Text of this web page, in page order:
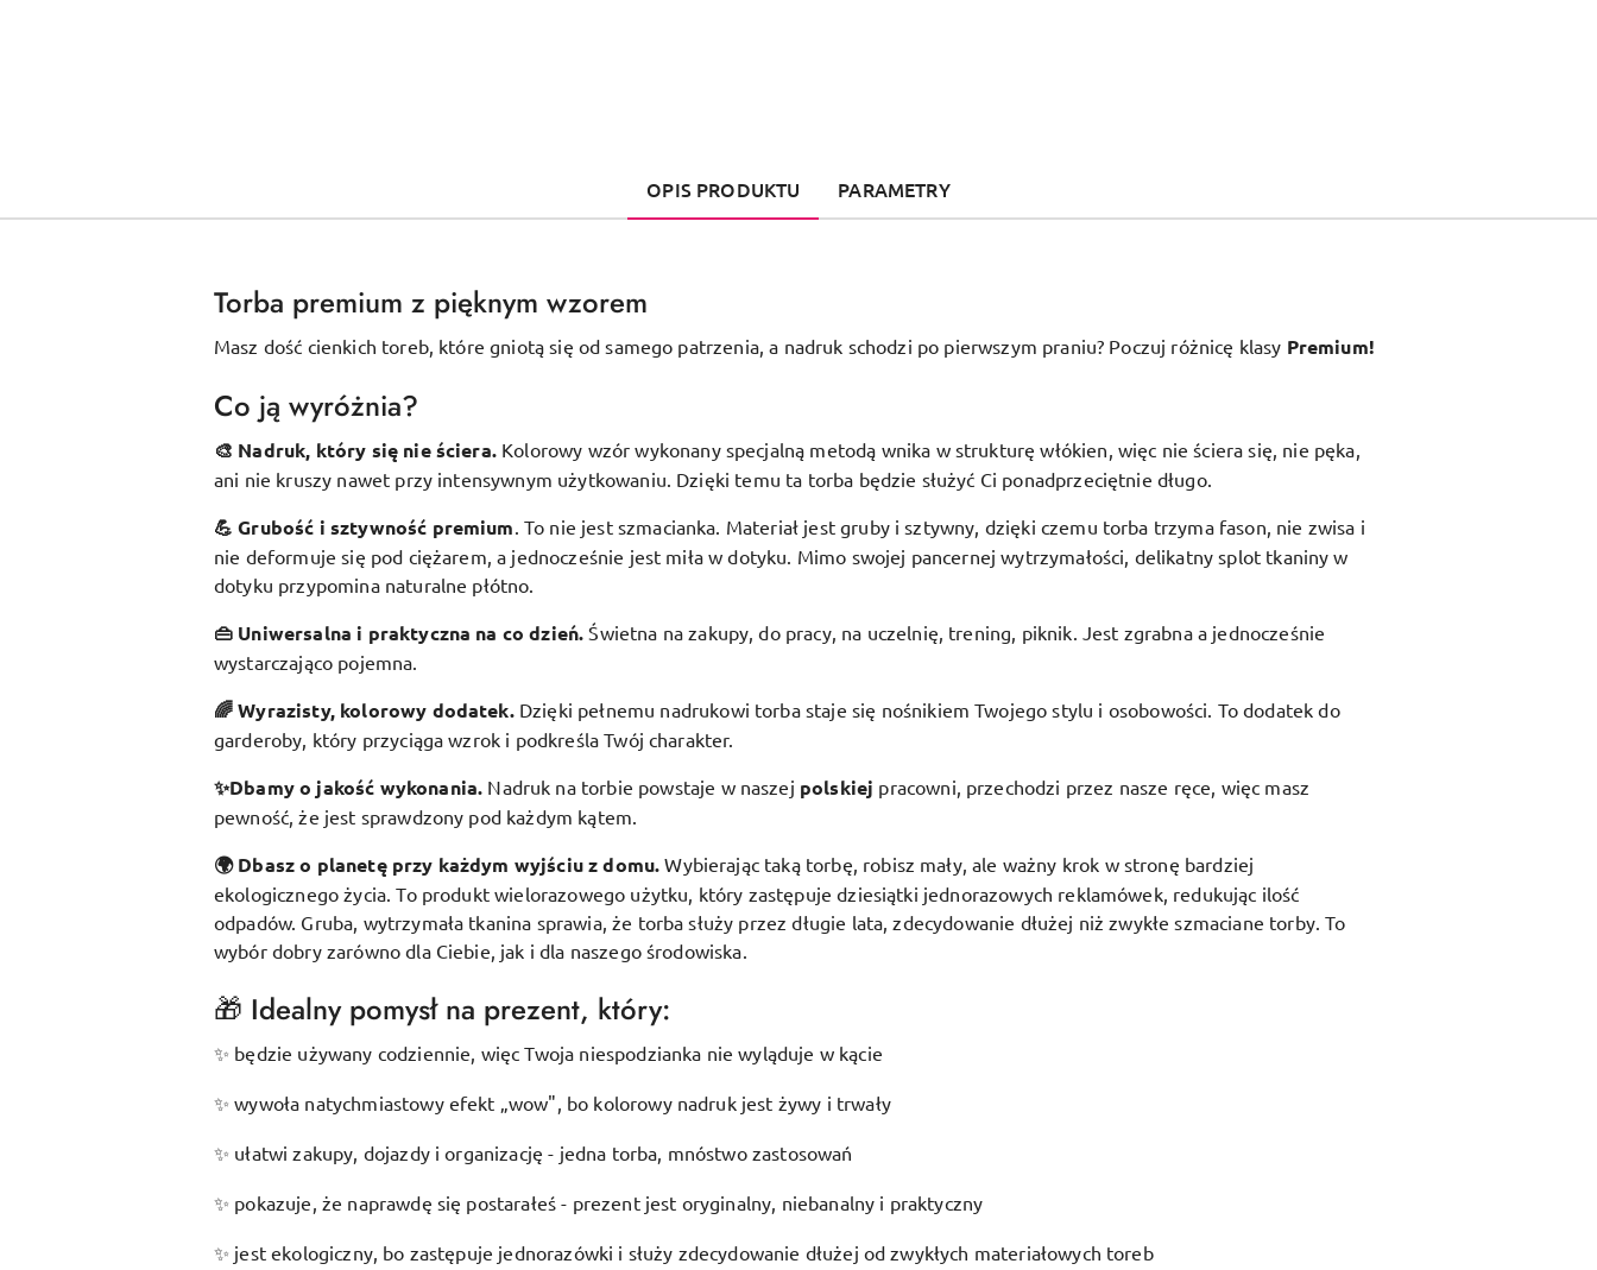
OPIS PRODUKTU PARAMETRY
Torba premium z pięknym wzorem
Masz dość cienkich toreb, które gniotą się od samego patrzenia, a nadruk schodzi po pierwszym praniu? Poczuj różnicę klasy Premium!
Co ją wyróżnia?
🎨 Nadruk, który się nie ściera. Kolorowy wzór wykonany specjalną metodą wnika w strukturę włókien, więc nie ściera się, nie pęka,
ani nie kruszy nawet przy intensywnym użytkowaniu. Dzięki temu ta torba będzie służyć Ci ponadprzeciętnie długo.
💪 Grubość i sztywność premium To nie jest szmacianka. Materiał jest gruby i sztywny, dzięki czemu torba trzyma fason, nie zwisa i
nie deformuje się pod ciężarem, a jednocześnie jest miła w dotyku. Mimo swojej pancernej wytrzymałości, delikatny splot tkaniny w
dotyku przypomina naturalne płótno.
👜 Uniwersalna i praktyczna na co dzień. Świetna na zakupy, do pracy, na uczelnię, trening, piknik. Jest zgrabna a jednocześnie
wystarczająco pojemna.
🌈 Wyrazisty, kolorowy dodatek. Dzięki pełnemu nadrukowi torba staje się nośnikiem Twojego stylu i osobowości. To dodatek do
garderoby, który przyciąga wzrok i podkreśla Twój charakter.
✨Dbamy o jakość wykonania. Nadruk na torbie powstaje w naszej polskiej pracowni, przechodzi przez nasze ręce, więc masz
pewność, że jest sprawdzony pod każdym kątem.
🌍 Dbasz o planetę przy każdym wyjściu z domu.Wybierając taką torbę, robisz mały, ale ważny krok w stronę bardziej
ekologicznego życia. To produkt wielorazowego użytku, który zastępuje dziesiątki jednorazowych reklamówek, redukując ilość
odpadów. Gruba, wytrzymała tkanina sprawia, że torba służy przez długie lata, zdecydowanie dłużej niż zwykłe szmaciane torby. To
wybór dobry zarówno dla Ciebie, jak i dla naszego środowiska.
🎁 Idealny pomysł na prezent, który:
✨ będzie używany codziennie, więc Twoja niespodzianka nie wyląduje w kącie
✨ wywoła natychmiastowy efekt „wow", bo kolorowy nadruk jest żywy i trwały
✨ ułatwi zakupy, dojazdy i organizację - jedna torba, mnóstwo zastosowań
✨ pokazuje, że naprawdę się postarałeś - prezent jest oryginalny, niebanalny i praktyczny
✨ jest ekologiczny, bo zastępuje jednorazówki i służy zdecydowanie dłużej od zwykłych materiałowych toreb